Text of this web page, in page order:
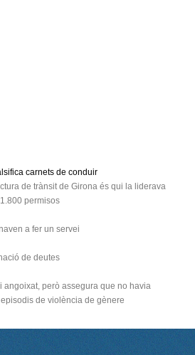
carnets de conduir
de trànsit de Girona és qui la liderava
permisos
a fer un servei
de deutes
angoixat, però assegura que no havia
de violència de gènere